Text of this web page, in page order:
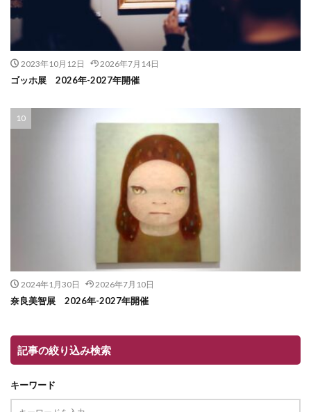
2023年10月12日 2026年7月14日
ゴッホ展 2026年-2027年開催
2024年1月30日 2026年7月10日
奈良美智展 2026年-2027年開催
記事の絞り込み検索
キーワード